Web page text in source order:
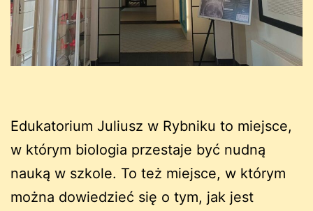
Edukatorium Juliusz w Rybniku to miejsce,
w którym biologia przestaje być nudną
nauką w szkole. To też miejsce, w którym
można dowiedzieć się o tym, jak jest